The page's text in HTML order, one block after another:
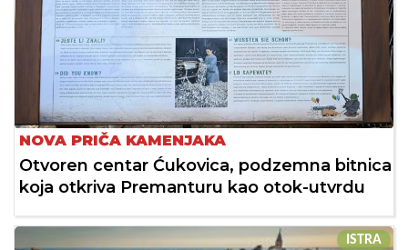
NOVA PRIČA KAMENJAKA
Otvoren centar Ćukovica, podzemna bitnica
koja otkriva Premanturu kao otok-utvrdu
ISTRA